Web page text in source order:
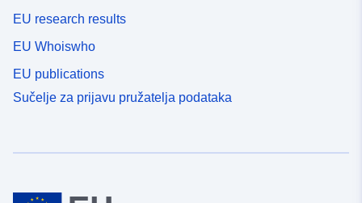
EU research results
EU Whoiswho
EU publications
Sučelje za prijavu pružatelja podataka